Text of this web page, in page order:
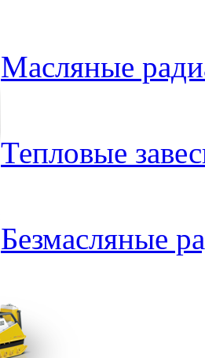
Масляные
Тепловые
Безмасляные